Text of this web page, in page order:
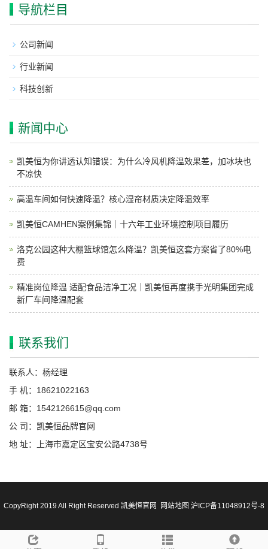
导航栏目
公司新闻
行业新闻
科技创新
新闻中心
凯美恒为你讲透认知错误：为什么冷风机降温效果差，加冰块也
不凉快
高温车间如何快速降温？核心湿帘材质决定降温效率
凯美恒CAMHEN案例集锦｜十六年工业环境控制项目履历
洛克公园这种大棚篮球馆怎么降温？凯美恒这套方案省了80%电
费
精准岗位降温 适配食品洁净工况｜凯美恒再度携手光明集团完成
新厂车间降温配套
联系我们
联系人：杨经理
手 机：18621022163
邮 箱：1542126615@qq.com
公 司：凯美恒品牌官网
地 址：上海市嘉定区宝安公路4738号
CopyRight 2019 All Right Reserved 凯美恒官网 网站地图 沪ICP备11048912号-8